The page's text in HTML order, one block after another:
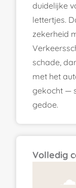
duidelijke
lettertjes.
zekerheid
schade,
met het
gekocht —
gedoe.
Volledig